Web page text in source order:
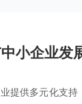
小企业发
提供多元化支持